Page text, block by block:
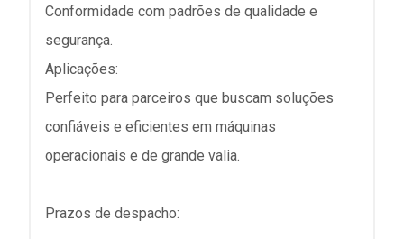
Conformidade com padrões de qualidade e
segurança.
Aplicações:
Perfeito para parceiros que buscam soluções
confiáveis e eficientes em máquinas
operacionais e de grande valia.
Prazos de despacho: